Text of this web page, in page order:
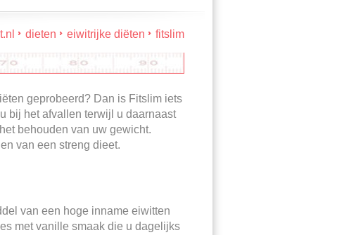
dieten eiwitrijke diëten fitslim
geprobeerd? Dan is Fitslim iets
bij het afvallen terwijl u daarnaast
behouden van uw gewicht.
van een streng dieet.
van een hoge inname eiwitten
met vanille smaak die u dagelijks